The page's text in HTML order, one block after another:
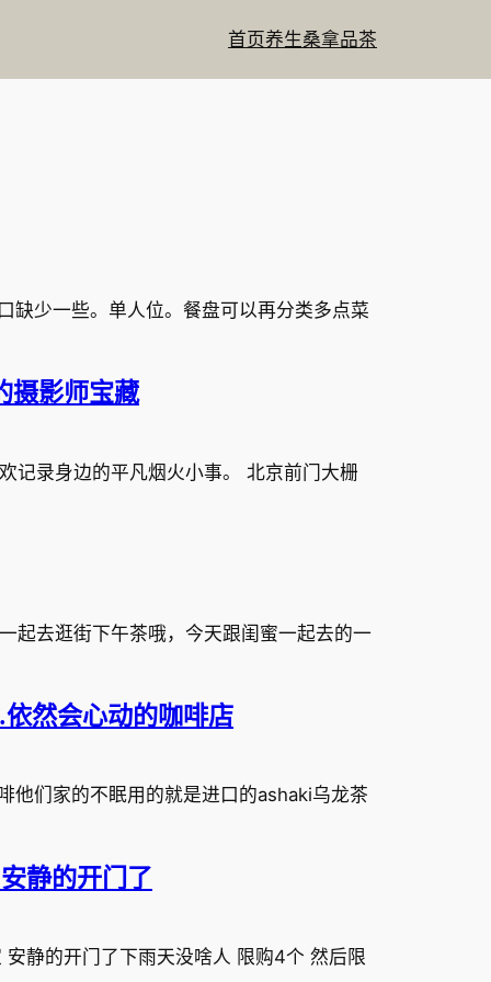
首页养生桑拿品茶
缺少一些。单人位。餐盘可以再分类多点菜
摄影师宝藏
记录身边的平凡烟火小事。 北京前门大栅
一起去逛街下午茶哦，今天跟闺蜜一起去的一
然会心动的咖啡店
他们家的不眠用的就是进口的ashaki乌龙茶
静的开门了
静的开门了下雨天没啥人 限购4个 然后限